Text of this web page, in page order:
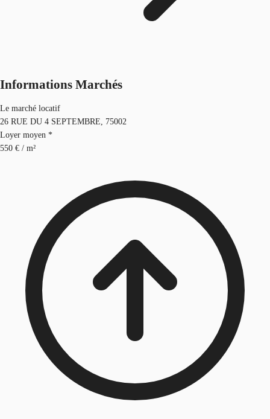
Informations Marchés
Le marché locatif
26 RUE DU 4 SEPTEMBRE, 75002
Loyer moyen *
550 € / m²